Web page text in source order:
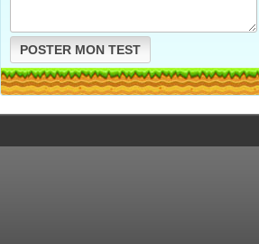
POSTER MON TEST